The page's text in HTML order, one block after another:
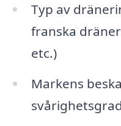
Typ av
franska
etc.)
Markens